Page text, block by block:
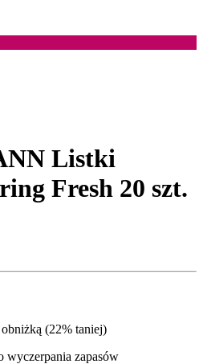
Listki
Fresh 20 szt.
(22% taniej)
wyczerpania zapasów